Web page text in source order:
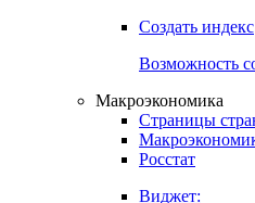
Создать индекс
Возможность
Макроэкономика
Страницы
Росстат
Виджет: